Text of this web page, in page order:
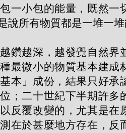
一小包的能量，既然一
說所有物質都是一堆一
鑽越深，越發覺自然界
最微小的物質基本建成
本」成份，結果只好承
位；二十世紀下半期許多
反覆改變的，尤其是在
在於甚麼地方存在，反